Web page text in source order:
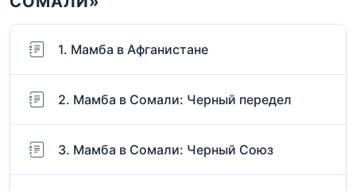
1. Мамба в Афганистане
2. Мамба в Сомали: Черный передел
3. Мамба в Сомали: Черный Союз